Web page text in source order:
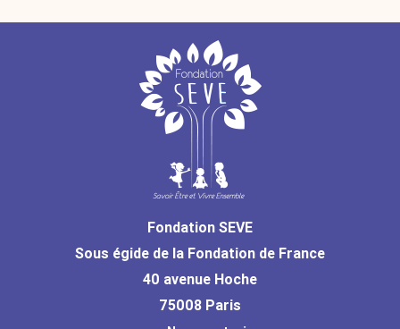
Fondation SEVE
Sous égide de la Fondation de France
40 avenue Hoche
75008 Paris